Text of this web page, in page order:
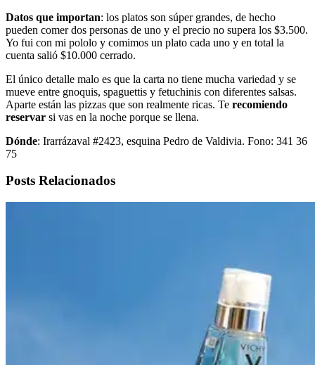
Datos que importan: los platos son súper grandes, de hecho
pueden comer dos personas de uno y el precio no supera los $3.500.
Yo fui con mi pololo y comimos un plato cada uno y en total la
cuenta salió $10.000 cerrado.
El único detalle malo es que la carta no tiene mucha variedad y se
mueve entre gnoquis, spaguettis y fetuchinis con diferentes salsas.
Aparte están las pizzas que son realmente ricas. Te recomiendo
reservar si vas en la noche porque se llena.
Dónde: Irarrázaval #2423, esquina Pedro de Valdivia. Fono: 341 36
75
Posts Relacionados